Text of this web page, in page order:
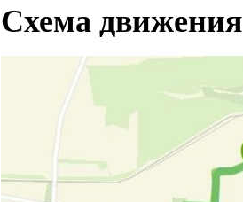
Схема движения